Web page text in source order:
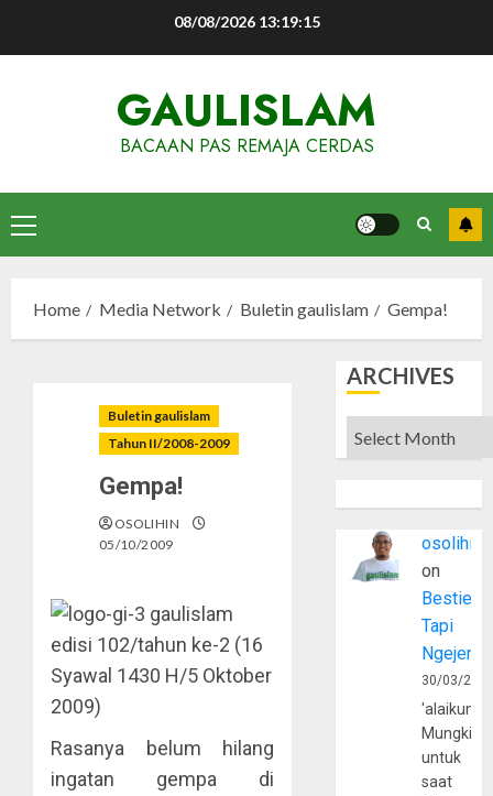
08/08/2026 13:19:16
GAULISLAM
BACAAN PAS REMAJA CERDAS
Primary
Menu
Home Media Network Buletin gaulislam Gempa!
Buletin gaulislam
Tahun II/2008-2009
Gempa!
OSOLIHIN
05/10/2009
gaulislam
edisi 102/tahun ke-2 (16
Syawal 1430 H/5 Oktober
2009)
Rasanya belum hilang
ingatan gempa di
ARCHIVES
Archives
osolihin
on
Bestie
Tapi
30/03/
Mungkin
untuk
saat